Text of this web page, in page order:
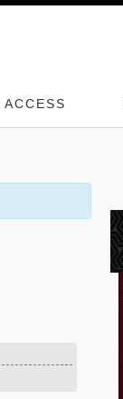
ACCESS